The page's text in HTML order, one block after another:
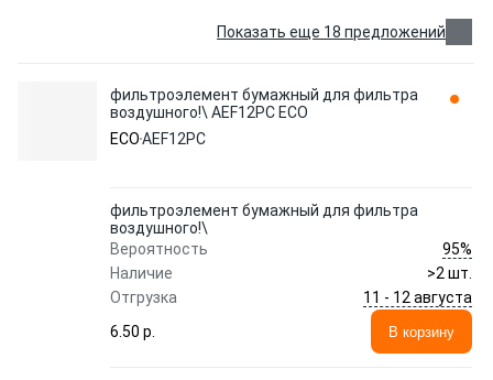
Показать еще 18 предложений
фильтроэлемент бумажный для фильтра
воздушного!\ AEF12PC ECO
ECOAEF12PC
фильтроэлемент бумажный для фильтра
воздушного!\
Вероятность
95%
Наличие
>2 шт.
Отгрузка
11 - 12 августа
6.50 p.
В корзину